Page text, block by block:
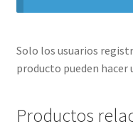
Solo los usuarios
producto pueden hacer
Productos